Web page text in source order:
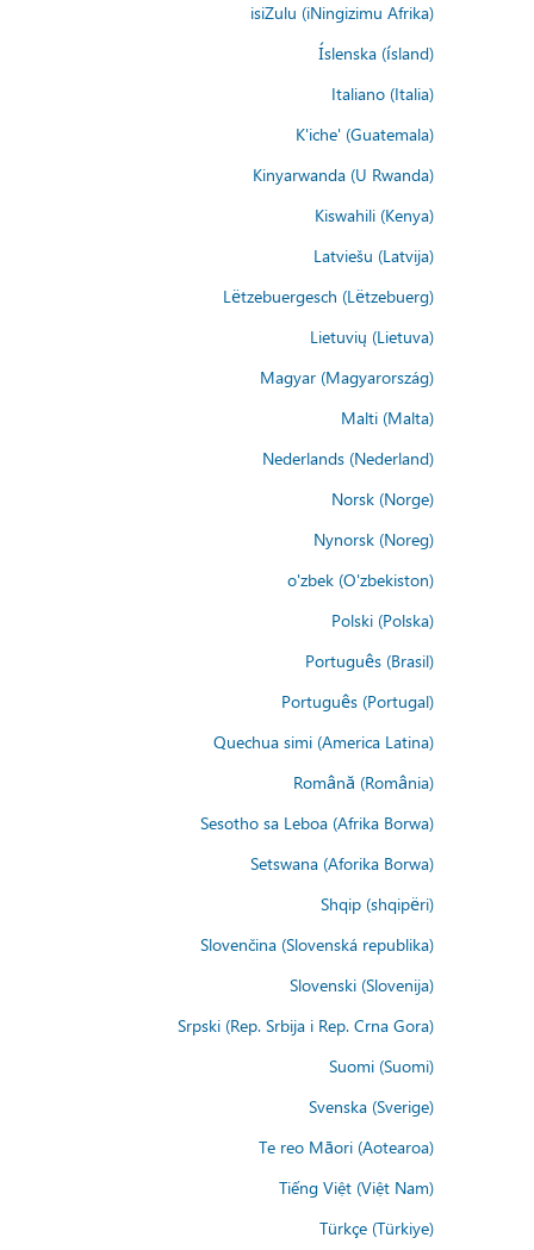
isiZulu (iNingizimu Afrika)
Íslenska (ísland)
Italiano (Italia)
K'iche' (Guatemala)
Kinyarwanda (U Rwanda)
Kiswahili (Kenya)
Latviešu (Latvija)
Lëtzebuergesch (Lëtzebuerg)
Lietuvių (Lietuva)
Magyar (Magyarország)
Malti (Malta)
Nederlands (Nederland)
Norsk (Norge)
Nynorsk (Noreg)
o'zbek (O'zbekiston)
Polski (Polska)
Português (Brasil)
Português (Portugal)
Quechua simi (America Latina)
Română (România)
Sesotho sa Leboa (Afrika Borwa)
Setswana (Aforika Borwa)
Shqip (shqipëri)
Slovenčina (Slovenská republika)
Slovenski (Slovenija)
Srpski (Rep. Srbija i Rep. Crna Gora)
Suomi (Suomi)
Svenska (Sverige)
Te reo Māori (Aotearoa)
Tiếng Việt (Việt Nam)
Türkçe (Türkiye)